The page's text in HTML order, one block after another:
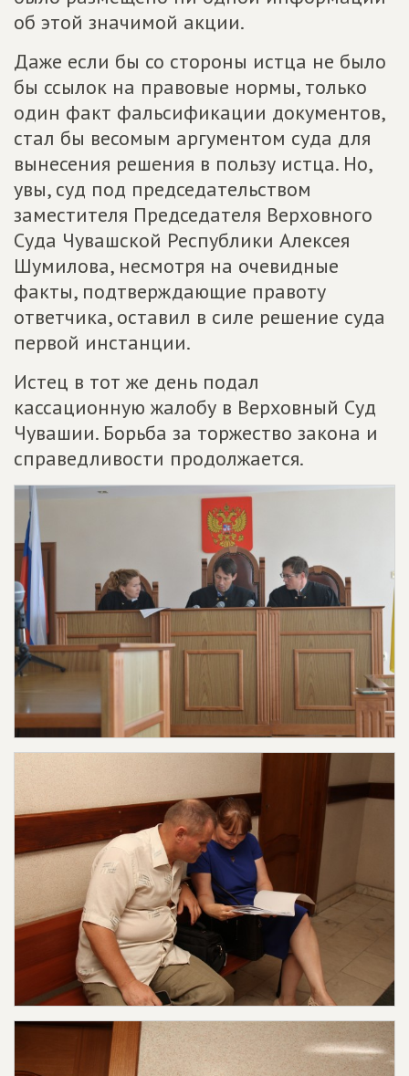
об этой значимой акции.
Даже если бы со стороны истца не было
бы ссылок на правовые нормы, только
один факт фальсификации документов,
стал бы весомым аргументом суда для
вынесения решения в пользу истца. Но,
увы, суд под председательством
заместителя Председателя Верховного
Суда Чувашской Республики Алексея
Шумилова, несмотря на очевидные
факты, подтверждающие правоту
ответчика, оставил в силе решение суда
первой инстанции.
Истец в тот же день подал
кассационную жалобу в Верховный Суд
Чувашии. Борьба за торжество закона и
справедливости продолжается.